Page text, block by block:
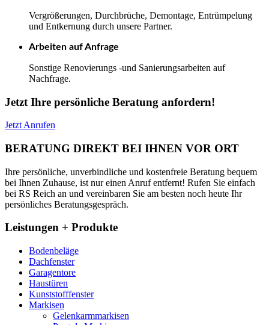
Vergrößerungen, Durchbrüche, Demontage, Entrümpelung
und Entkernung durch unsere Partner.
Arbeiten auf Anfrage
Sonstige Renovierungs -und Sanierungsarbeiten auf
Nachfrage.
Jetzt Ihre persönliche Beratung anfordern!
Jetzt Anrufen
BERATUNG DIREKT BEI IHNEN VOR ORT
Ihre persönliche, unverbindliche und kostenfreie Beratung bequem
bei Ihnen Zuhause, ist nur einen Anruf entfernt! Rufen Sie einfach
bei RS Reich an und vereinbaren Sie am besten noch heute Ihr
persönliches Beratungsgespräch.
Leistungen + Produkte
Bodenbeläge
Dachfenster
Garagentore
Haustüren
Kunststofffenster
Markisen
Gelenkarmmarkisen